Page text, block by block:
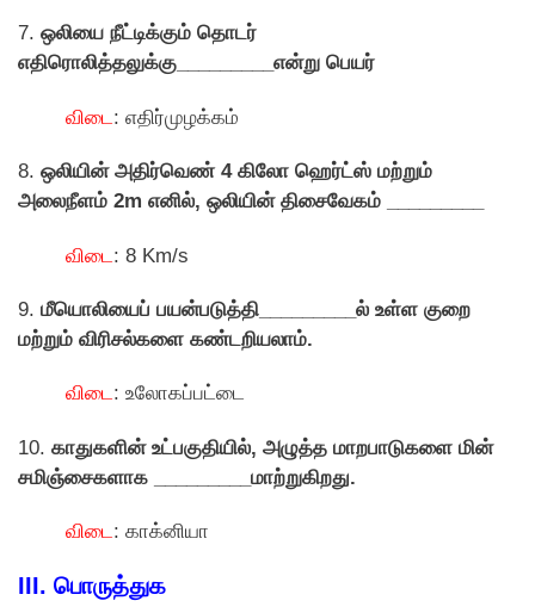
7. ஒலியை நீட்டிக்கும் தொடர்
எதிரொலித்தலுக்கு_________என்று பெயர்
விடை: எதிர்முழக்கம்
8. ஒலியின் அதிர்வெண் 4 கிலோ ஹெர்ட்ஸ் மற்றும்
அலைநீளம் 2m எனில், ஒலியின் திசைவேகம் _________
விடை : 8 Km/s
9. மீயொலியைப் பயன்படுத்தி_________ல் உள்ள குறை
மற்றும் விரிசல்களை கண்டறியலாம்.
விடை: உலோகப்பட்டை
10. காதுகளின் உட்பகுதியில், அழுத்த மாறபாடுகளை மின்
சமிஞ்சைகளாக _________மாற்றுகிறது.
விடை: காக்னியா
III. பொருத்துக